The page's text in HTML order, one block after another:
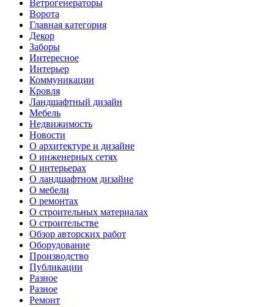
Ветрогенераторы
Ворота
Главная категория
Декор
Заборы
Интересное
Интерьер
Коммуникации
Кровля
Ландшафтный дизайн
Мебель
Недвижимость
Новости
О архитектуре и дизайне
О инженерных сетях
О интерьерах
О ландшафтном дизайне
О мебели
О ремонтах
О строительных материалах
О строительстве
Обзор авторских работ
Оборудование
Производство
Публикации
Разное
Разное
Ремонт